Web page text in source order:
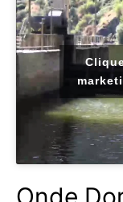
Onde